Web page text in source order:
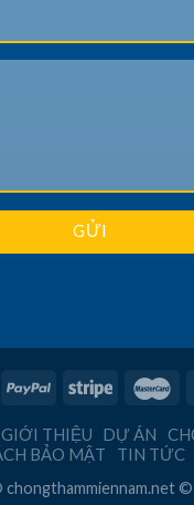
GIỚI THIỆU DỰ ÁN
BẢO MẬT
TIN TỨC
chongthammiennam.net